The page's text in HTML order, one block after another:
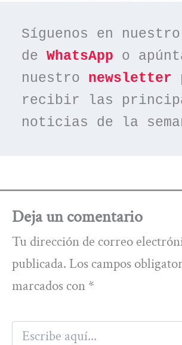
Síguenos en
de WhatsApp o
nuestro newsletter
recibir las
noticias de la
Deja un comentario
Tu dirección de correo
publicada. Los campos
marcados con *
Escribe
aquí...